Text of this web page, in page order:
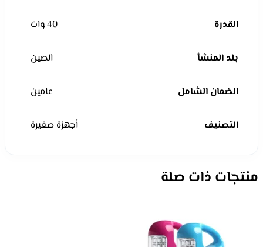
القدرة 40 وات
بلد المنشأ الصين
الضمان الشامل عامين
التصنيف أجهزة صغيرة
منتجات ذات صلة